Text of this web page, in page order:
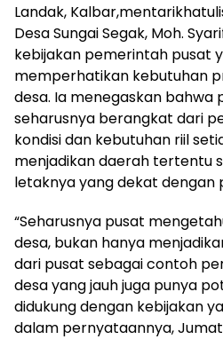
Landak,
Desa Sungai Segak, Moh.
kebijakan pemerintah pusat
memperhatikan kebutuhan
desa. Ia menegaskan bahwa
seharusnya berangkat dari
kondisi dan kebutuhan riil
menjadikan daerah tertentu
letaknya yang dekat dengan
“Seharusnya pusat
desa, bukan hanya
dari pusat sebagai contoh
desa yang jauh juga punya
didukung dengan kebijakan
dalam pernyataannya, Jumat